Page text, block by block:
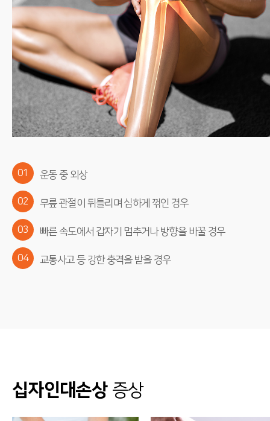
01 운동 중 외상
02 무릎 관절이 뒤틀리며 심하게 꺾인 경우
03 빠른 속도에서 갑자기 멈추거나 방향을 바꿀 경우
04 교통사고 등 강한 충격을 받을 경우
십자인대손상 증상